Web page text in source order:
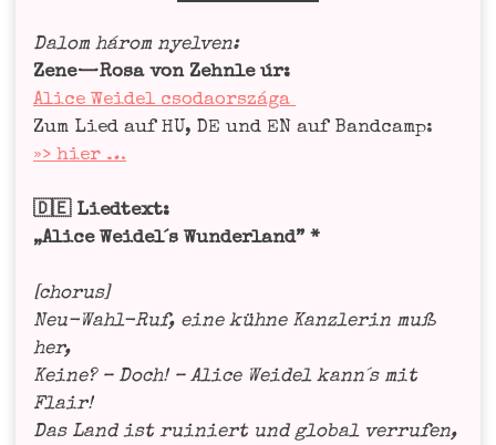
Dalom három nyel­ven:
Zene— Rosa von Zehn­le úr:
Ali­ce Wei­del csodaországa
Zum Lied auf HU, DE und EN auf Band­camp:
»> hier …
🇩🇪 Lied­text:
„Ali­ce Weidel´s Wun­der­land” *
[cho­rus]
Neu-Wahl-Ruf, eine küh­ne Kanz­le­rin muß
her,
Kei­ne? – Doch! – Ali­ce Wei­del kann´s mit
Flair!
Das Land ist rui­niert und glo­bal ver­ru­fen,